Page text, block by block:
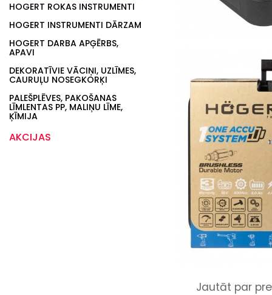
HOGERT ROKAS INSTRUMENTI
HOGERT INSTRUMENTI DĀRZAM
HOGERT DARBA APĢĒRBS,
APAVI
DEKORATĪVIE VĀCIŅI, UZLĪMES,
CAURUĻU NOSEGKORĶI
PALEŠPLĒVES, PAKOŠANAS
LĪMLENTAS PP, MALIŅU LĪME,
ĶĪMIJA
AKCIJAS
Jautāt par